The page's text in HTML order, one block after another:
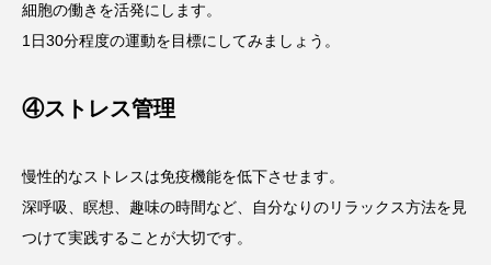
細胞の働きを活発にします。
1日30分程度の運動を目標にしてみましょう。
④ストレス管理
慢性的なストレスは免疫機能を低下させます。
深呼吸、瞑想、趣味の時間など、自分なりのリラックス方法を見
つけて実践することが大切です。